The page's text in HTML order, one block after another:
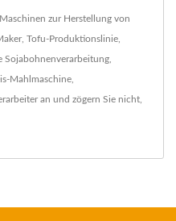
zur Herstellung von
, Tofu-Produktionslinie,
Sojabohnenverarbeitung,
Mahlmaschine,
an und zögern Sie nicht,